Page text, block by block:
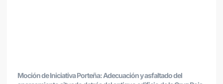
Moción de Iniciativa Porteña: Adecuación y asfaltado del